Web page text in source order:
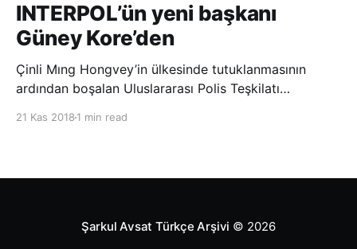
INTERPOL’ün yeni başkanı
Güney Kore’den
Çinli Mıng Hongvey’in ülkesinde tutuklanmasının
ardından boşalan Uluslararası Polis Teşkilatı
21 Kas 2018 1 min read
Şarkul Avsat Türkçe Arşivi © 2026